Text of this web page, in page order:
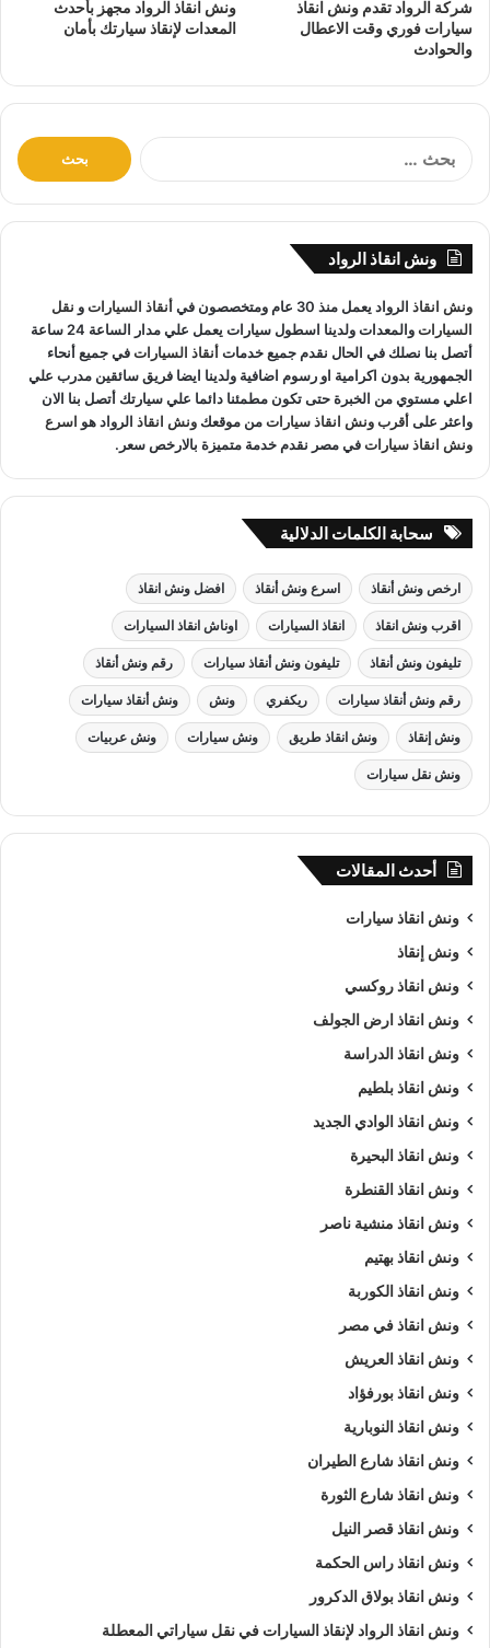
نقوم بتتبع جميع سيارات الانقاذمن خلال GPS.
يوجد
الأسبوع.
لدينا على دراية باستخدام أحدث
المعدات والتقنيات ورفع السيارات.
فريق سائقين و وناشين قادرين على التعامل مع كافة مواقف سيارتك
سحب سياراتأورفع سيارات أوإنقاذ سياراتاذا كان عطل او
حادث
ونش انقاذ سيارات الرواد نحن أسرع ونش انقاذمما يجعل
خدمةانقاذ السيارات سهل على عملائنا.
ونش انقاذ سيارات
من اهم اسباب نجاح شركة الرواد لـرفع و
الكبيرة في استغلال الوقت وتقديم خدمة
عالية باقل سعر وأن نصبح من
ونش انقاذ سيارات
المحافظات كما ننافس الشركات الاخري في مصر كما نسعى دائما
الي تحقيق اهدافنا و تحقيق كل متطلبات العميل في خدمة
السيارات.
ويمكنك ايضا طلب
اذا كنت تمتلك سيارة وتعطلت بك في العامرية وتبحث عن
ونش انقاذ, لا داعي للقلق والبحث الكثير ,
سيارات في العامرية
متعددة مثل (ونش انقاذ سيارات
انقاذ موتوسيكل,ونش انقاذ سيارات نقل
, ونش نقل كرفانات,ونش نقل قوارب
طلبونش انقاذ سيارات
طلبونش انقاذ سيارات
طلبونش انقاذ سيارات
طلبونش انقاذ سياراتلنقلك لاقرب مركز صيانة.
شركة الرواد تقدم ونش انقاذ
سيارات فوري وقت الاعطال
والحوادث
ونش انقاذ الرواد مجهز بأحدث
المعدات لإنقاذ سيارتك بأمان
:
ونش انقاذ الرواد
ونش انقاذ الرواد يعمل منذ 30 عام ومتخصصون في أنقاذ السياراتو نقل
السيارات
والمعدات ولدينا اسطول سيارات يعمل علي مدار الساعة 24 ساعة
أتصل بنا نصلك في الحال نقدم جميع خدماتأنقاذ السياراتفي جميع أنحاء
الجمهورية بدون اكرامية او رسوم اضافية ولدينا ايضا فريق سائقين مدرب علي
اعلي مستوي من الخبرة حتى تكون مطمئنا دائما علي سيارتك أتصل بنا الان
واعثر علىأقرب ونش انقاذ سياراتمن موقعك ونش انقاذ الرواد هو اسرع
ونش انقاذ سياراتفي مصر نقدم خدمة متميزة بالارخص سعر.
سحابة الكلمات الدلالية
ارخص ونش أنقاذ اسرع ونش أنقاذ افضل ونش انقاذ
اقرب ونش انقاذ انقاذ السيارات اوناش انقاذ السيارات
تليفون ونش أنقاذ تليفون ونش أنقاذ سيارات رقم ونش أنقاذ
رقم ونش أنقاذ سيارات ريكفري ونش ونش أنقاذ سيارات
ونش إنقاذ ونش انقاذ طريق ونش سيارات ونش عربيات
ونش نقل سيارات
أحدث المقالات
ونش انقاذ سيارات
ونش إنقاذ
ونش انقاذ روكسي
ونش انقاذ ارض الجولف
ونش انقاذ الدراسة
ونش انقاذ بلطيم
ونش انقاذ الوادي الجديد
ونش انقاذ البحيرة
ونش انقاذ القنطرة
ونش انقاذ منشية ناصر
ونش انقاذ بهتيم
ونش انقاذ الكوربة
ونش انقاذ في مصر
ونش انقاذ العريش
ونش انقاذ بورفؤاد
ونش انقاذ النوبارية
ونش انقاذ شارع الطيران
ونش انقاذ شارع الثورة
ونش انقاذ قصر النيل
ونش انقاذ راس الحكمة
ونش انقاذ بولاق الدكرور
ونش انقاذ الرواد لإنقاذ السيارات في نقل سياراتي المعطلة